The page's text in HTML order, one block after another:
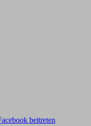
beitreten